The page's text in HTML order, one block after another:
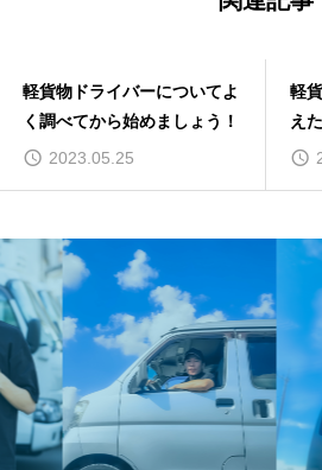
軽貨物ドライバーについてよ
く調べてから始めましょう！
2023.05.25
軽
え